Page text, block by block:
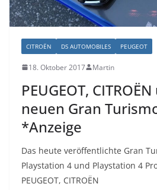
CITROËN DS AUTOMOBILES PEUGEOT
18. Oktober 2017 Martin
PEUGEOT,
neuen Gran
*Anzeige
Das heute veröffentlichte Gran
Playstation 4 und Playstation 4
PEUGEOT, CITROËN